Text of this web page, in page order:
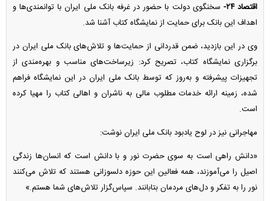
اقتصاد ۲۴-
سخنگوی دولت با حضور در غرفه بانک ملی ایران با توانمندی‌ها و
اهداف این بانک برای حمایت از نمایشگاه کتاب آشنا شد.
وی در این بازدید، ضمن قدردانی از حمایت‌ها و تلاش‌های بانک ملی ایران در
برگزاری نمایشگاه کتاب، تصریح کرد: زیرساخت‌های مناسب و بهره‌مندی از
تجهیزات پیشرفته و به‌روز که توسط بانک ملی ایران در این نمایشگاه فراهم
شده، زمینه ارائه خدمات مطلوب مالی به ناشران و اهالی کتاب را مهیا کرده
است.
مهاجرانی نیز در لوح یادبود بانک ملی ایران نوشت:
«دانش راهی است به سوی حضرت نور و با دانش است که انسان‌ها زندگی
اصیل را می‌آموزند، همه فعالین این حوزه دلسوزانی هستند که تلاش می‌کنند
نور را به تفکر و دل‌های مردمان بتابانند. سپاس‌گزار تلاش‌های شما هستم.»